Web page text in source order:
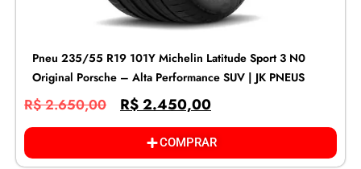
Pneu 235/55 R19 101Y Michelin Latitude Sport 3 N0
Original Porsche – Alta Performance SUV | JK PNEUS
R$2.650,00 R$2.450,00
COMPRAR